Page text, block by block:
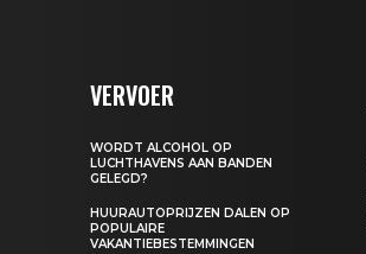
VERVOER
WORDT ALCOHOL OP
LUCHTHAVENS AAN BANDEN
GELEGD?
HUURAUTOPRIJZEN DALEN OP
POPULAIRE
VAKANTIEBESTEMMINGEN